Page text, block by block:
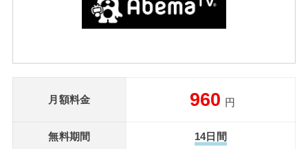
月額料金 960 円
無料期間 14日間